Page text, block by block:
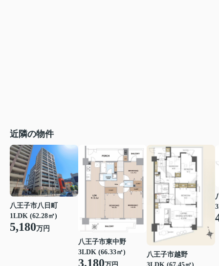
近隣の物件
八王子市八日町
1LDK (62.28㎡)
5,180万円
八王子市東中野
3LDK (66.33㎡)
3,180
八王子市越野